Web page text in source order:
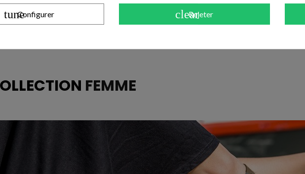
s'engage dans la réduction des émissions de CO₂ grâce à des matériaux naturels
FEMME
tuneConfigurer clearRejeter